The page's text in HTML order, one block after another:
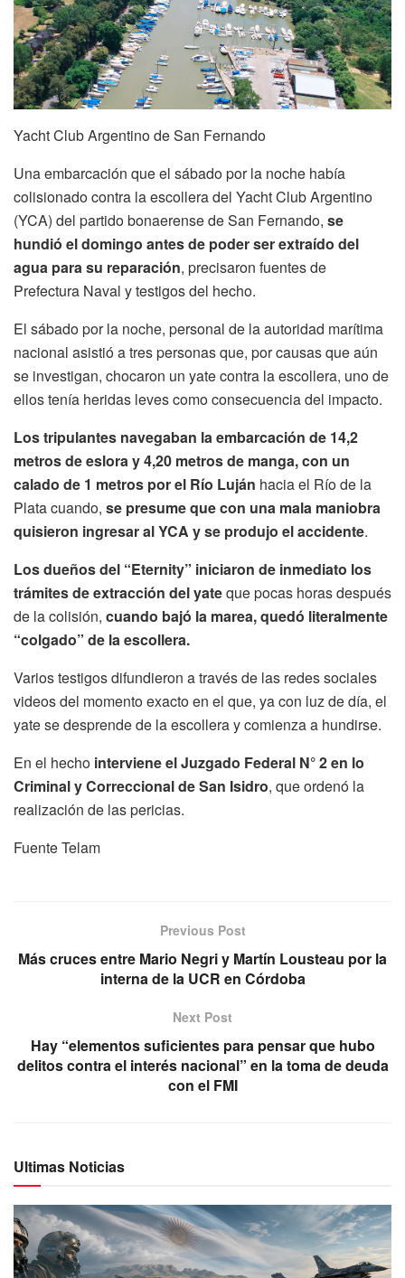
Yacht Club Argentino de San Fernando
Una embarcación que el sábado por la noche había
colisionado contra la escollera del Yacht Club Argentino
(YCA) del partido bonaerense de San Fernando, se
hundió el domingo antes de poder ser extraído del
agua para su reparación, precisaron fuentes de
Prefectura Naval y testigos del hecho.
El sábado por la noche, personal de la autoridad marítima
nacional asistió a tres personas que, por causas que aún
se investigan, chocaron un yate contra la escollera, uno de
ellos tenía heridas leves como consecuencia del impacto.
Los tripulantes navegaban la embarcación de 14,2
metros de eslora y 4,20 metros de manga, con un
calado de 1 metros por el Río Luján hacia el Río de la
Plata cuando, se presume que con una mala maniobra
quisieron ingresar al YCA y se produjo el accidente.
Los dueños del “Eternity” iniciaron de inmediato los
trámites de extracción del yateque pocas horas después
de la colisión, cuando bajó la marea, quedó literalmente
“colgado” de la escollera.
Varios testigos difundieron a través de las redes sociales
videos del momento exacto en el que, ya con luz de día, el
yate se desprende de la escollera y comienza a hundirse.
En el hecho interviene el Juzgado Federal N° 2 en lo
Criminal y Correccional de San Isidro, que ordenó la
realización de las pericias.
Fuente Telam
Previous Post
Más cruces entre Mario Negri y Martín Lousteau por la
interna de la UCR en Córdoba
Next Post
Hay “elementos suficientes para pensar que hubo
delitos contra el interés nacional” en la toma de deuda
con el FMI
Ultimas Noticias